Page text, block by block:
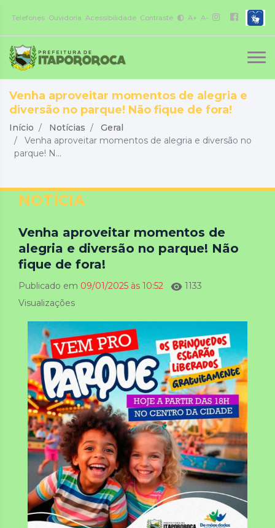
Telefones Ouvidoria Acessibilidade Contraste A+ A-
Venha aproveitar momentos de alegria e
diversão no parque! Não fique de fora!
Início Notícias
Geral
Venha aproveitar momentos de alegria e diversão no
parque! N...
NOTÍCIA
Venha aproveitar momentos de
alegria e diversão no parque! Não
fique de fora!
Publicado em 09/01/2025 às 10:52
1133
Visualizações